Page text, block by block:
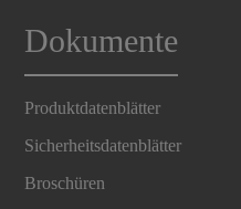
Dokumente
Produktdatenblätter
Sicherheitsdatenblätter
Broschüren